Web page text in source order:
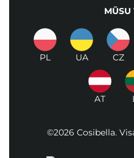
MŪSU
PL UA CZ
AT
©2026 Cosibella.